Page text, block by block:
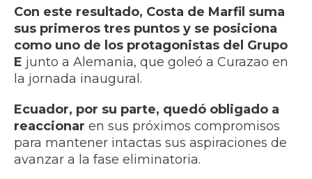
Con este resultado, Costa de Marfil suma
sus primeros tres puntos y se posiciona
como uno de los protagonistas del Grupo
E junto a Alemania, que goleó a Curazao en
la jornada inaugural.
Ecuador, por su parte, quedó obligado a
reaccionar en sus próximos compromisos
para mantener intactas sus aspiraciones de
avanzar a la fase eliminatoria.